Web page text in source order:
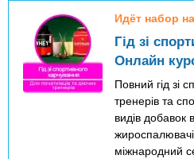
Идёт набор
Гід зі
Онлайн
Повний гід зі
тренерів та
видів добавок
міжнародний